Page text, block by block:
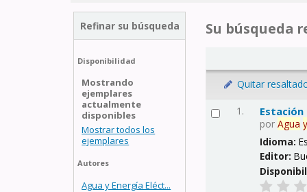
Refinar su búsqueda
Disponibilidad
Mostrando
ejemplares
actualmente
disponibles
Mostrar todos los
ejemplares
Autores
Agua y Energía Eléct...
Su búsqueda
Quitar
1.
porAgua
Idioma:
Editor: